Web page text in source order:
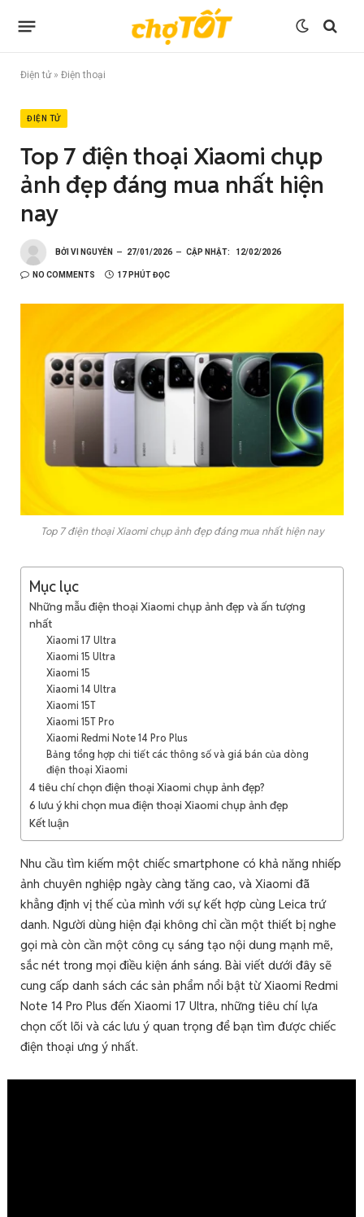
Điện tử» Điện thoại
ĐIỆN TỬ
Top 7 điện thoại Xiaomi chụp
ảnh đẹp đáng mua nhất hiện
nay
BỞI VI NGUYỄN 27/01/2026 CẬP NHẬT: 12/02/2026
NO COMMENTS 17 PHÚT ĐỌC
Top 7 điện thoại Xiaomi chụp ảnh đẹp đáng mua nhất hiện nay
Mục lục
Những mẫu điện thoại Xiaomi chụp ảnh đẹp và ấn tượng
nhất
Xiaomi 17 Ultra
Xiaomi 15 Ultra
Xiaomi 15
Xiaomi 14 Ultra
Xiaomi 15T
Xiaomi 15T Pro
Xiaomi Redmi Note 14 Pro Plus
Bảng tổng hợp chi tiết các thông số và giá bán của dòng
điện thoại Xiaomi
4 tiêu chí chọn điện thoại Xiaomi chụp ảnh đẹp?
6 lưu ý khi chọn mua điện thoại Xiaomi chụp ảnh đẹp
Kết luận
Nhu cầu tìm kiếm một chiếc smartphone có khả năng nhiếp
ảnh chuyên nghiệp ngày càng tăng cao, và Xiaomi đã
khẳng định vị thế của mình với sự kết hợp cùng Leica trứ
danh. Người dùng hiện đại không chỉ cần một thiết bị nghe
gọi mà còn cần một công cụ sáng tạo nội dung mạnh mẽ,
sắc nét trong mọi điều kiện ánh sáng. Bài viết dưới đây sẽ
cung cấp danh sách các sản phẩm nổi bật từ Xiaomi Redmi
Note 14 Pro Plus đến Xiaomi 17 Ultra, những tiêu chí lựa
chọn cốt lõi và các lưu ý quan trọng để bạn tìm được chiếc
điện thoại ưng ý nhất.